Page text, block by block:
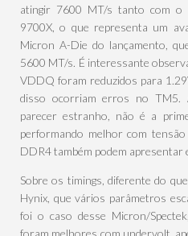
atingir 7600 MT/s tanto com
9700X, o que representa um
Micron A-Die do lançamento,
5600 MT/s. É interessante
VDDQ foram reduzidos para
disso ocorriam erros no TM5.
parecer estranho, não é a
performando melhor com
DDR4 também podem apresentar
Sobre os timings, diferente do
Hynix, que vários parâmetros
foi o caso desse Micron/